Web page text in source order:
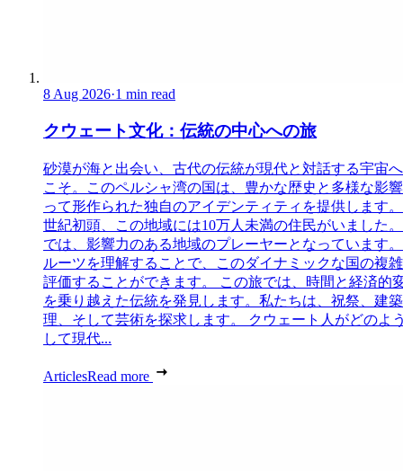
8 Aug 2026·1 min read
クウェート文化：伝統の中心への旅
砂漠が海と出会い、古代の伝統が現代と対話する宇宙
こそ。このペルシャ湾の国は、豊かな歴史と多様な影
って形作られた独自のアイデンティティを提供します
世紀初頭、この地域には10万人未満の住民がいました
では、影響力のある地域のプレーヤーとなっています
ルーツを理解することで、このダイナミックな国の複
評価することができます。 この旅では、時間と経済的
を乗り越えた伝統を発見します。私たちは、祝祭、建
理、そして芸術を探求します。 クウェート人がどのよ
して現代...
ArticlesRead more